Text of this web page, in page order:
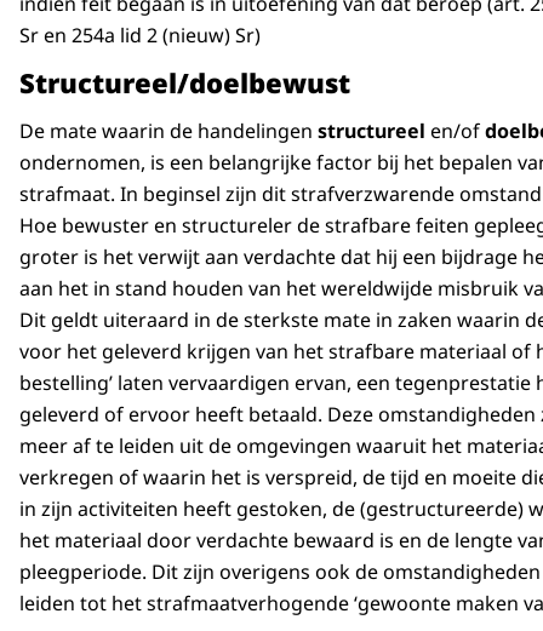
Sr en 254a lid 2 (nieuw) Sr)
Structureel/doelbewust
De mate waarin de handelingen structureel en/of
ondernomen, is een belangrijke factor bij het bepalen
strafmaat. In beginsel zijn dit strafverzwarende
Hoe bewuster en structureler de strafbare feiten
groter is het verwijt aan verdachte dat hij een bijdrage
aan het in stand houden van het wereldwijde misbruik
Dit geldt uiteraard in de sterkste mate in zaken waarin
voor het geleverd krijgen van het strafbare materiaal of
bestelling’ laten vervaardigen ervan, een tegenprestatie
geleverd of ervoor heeft betaald. Deze omstandigheden
meer af te leiden uit de omgevingen waaruit het
verkregen of waarin het is verspreid, de tijd en moeite
in zijn activiteiten heeft gestoken, de (gestructureerde)
het materiaal door verdachte bewaard is en de lengte
pleegperiode. Dit zijn overigens ook de
leiden tot het strafmaatverhogende ‘gewoonte maken